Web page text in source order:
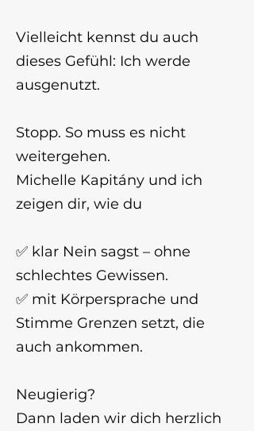
Vielleicht kennst du auch
dieses Gefühl: Ich werde
ausgenutzt.
Stopp. So muss es nicht
weitergehen.
Michelle Kapitány und ich
zeigen dir, wie du
✅ klar Nein sagst – ohne
schlechtes Gewissen.
✅ mit Körpersprache und
Stimme Grenzen setzt, die
auch ankommen.
Neugierig?
Dann laden wir dich herzlich